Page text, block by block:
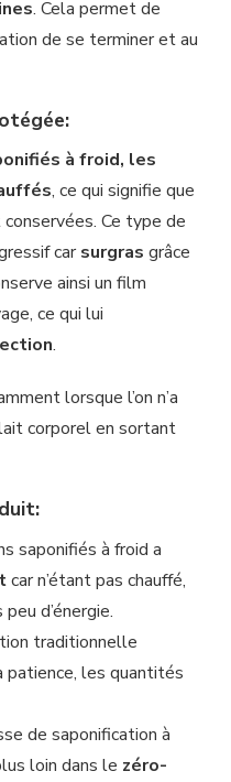
. Cela permet de
de se terminer et au
à froid, les
, ce qui signifie que
Ce type de
carsurgras grâce
ainsi un film
ce qui lui
.
lorsque l’on n’a
corporel en sortant
saponifiés à froid a
car n’étant pas chauffé,
d’énergie.
traditionnelle
les quantités
de saponification à
loin dans le zéro-